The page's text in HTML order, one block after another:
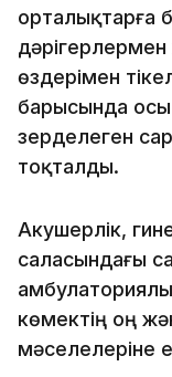
орталықтарға
өздерімен
барысында
зерделеген
тоқталды.
Акушерлік,
саласындағы
көмектің оң
мәселелеріне